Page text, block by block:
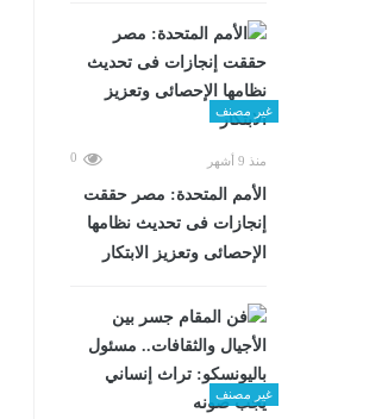
غير مصنف
منذ 9 أشهر 0
الأمم المتحدة: مصر حققت
إنجازات فى تحديث نظامها
الإحصائى وتعزيز الابتكار
غير مصنف